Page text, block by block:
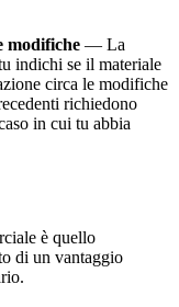
modifiche — La
indichi se il materiale
circa le modifiche
richiedono
in cui tu abbia
è quello
di un vantaggio